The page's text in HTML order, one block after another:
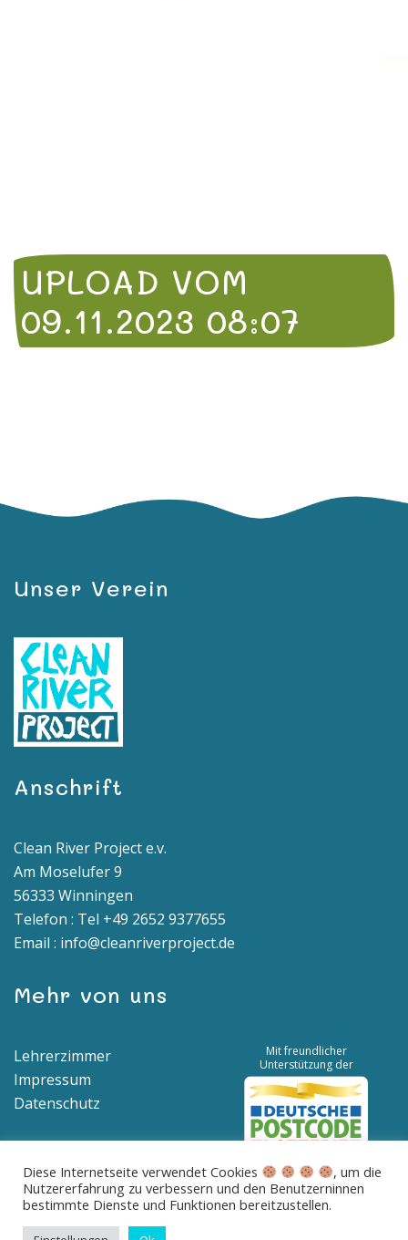
UPLOAD VOM
09.11.2023 08:07
Unser Verein
Anschrift
Clean River Project e.v.
Am Moselufer 9
56333 Winningen
Telefon : Tel +49 2652 9377655
Email : info@cleanriverproject.de
Mehr von uns
Lehrerzimmer
Impressum
Datenschutz
Mit freundlicher
Unterstützung der
Spendenkonto | IBAN: DE04 5776 1591 8100 0538 00 | BIC:
Betreff: Spende für saubere Flüsse und Meere
Diese Internetseite verwendet Cookies
, um die
Nutzererfahrung zu verbessern und den Benutzerninnen
bestimmte Dienste und Funktionen bereitzustellen.